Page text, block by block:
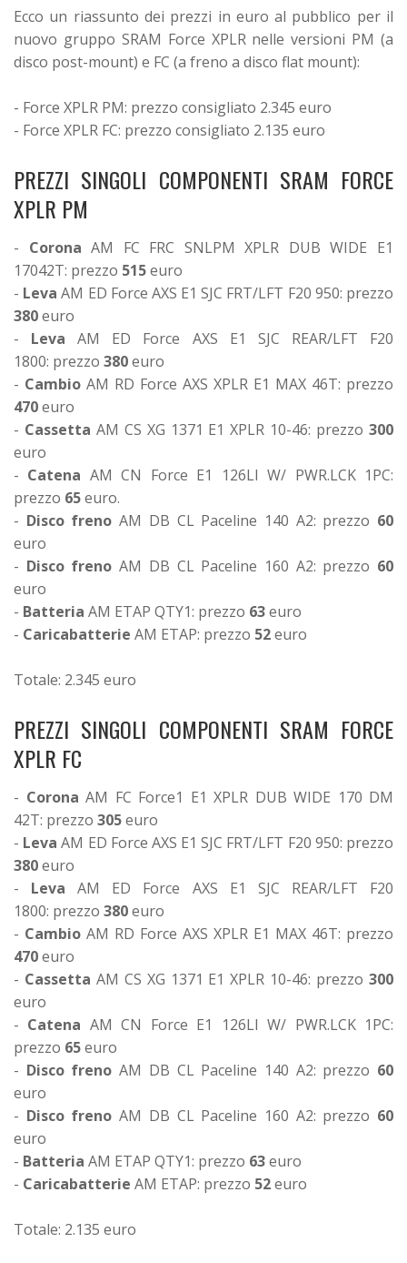
Ecco un riassunto dei prezzi in euro al pubblico per il
nuovo gruppo SRAM Force XPLR nelle versioni PM (a
disco post-mount) e FC (a freno a disco flat mount):
- Force XPLR PM: prezzo consigliato 2.345 euro
- Force XPLR FC: prezzo consigliato 2.135 euro
PREZZI SINGOLI COMPONENTI SRAM FORCE
XPLR PM
- Corona AM FC FRC SNLPM XPLR DUB WIDE E1
17042T: prezzo 515euro
- Leva AM ED Force AXS E1 SJC FRT/LFT F20 950: prezzo
380euro
- LevaAM ED Force AXS E1 SJC REAR/LFT F20
1800: prezzo 380euro
- Cambio AM RD Force AXS XPLR E1 MAX 46T: prezzo
470euro
- Cassetta AM CS XG 1371 E1 XPLR 10-46: prezzo300
euro
- Catena AM CN Force E1 126LI W/ PWR.LCK 1PC:
prezzo 65euro.
- Disco freno AM DB CL Paceline 140 A2: prezzo 60
euro
- Disco freno AM DB CL Paceline 160 A2: prezzo 60
euro
- Batteria AM ETAP QTY1: prezzo 63euro
- Caricabatterie AM ETAP: prezzo 52euro
Totale: 2.345 euro
PREZZI SINGOLI COMPONENTI SRAM FORCE
XPLR FC
- Corona AM FC Force1 E1 XPLR DUB WIDE 170 DM
42T: prezzo 305euro
- LevaAM ED Force AXS E1 SJC FRT/LFT F20 950: prezzo
380euro
- Leva AM ED Force AXS E1 SJC REAR/LFT F20
1800: prezzo 380euro
- Cambio AM RD Force AXS XPLR E1 MAX 46T: prezzo
470euro
- Cassetta AM CS XG 1371 E1 XPLR 10-46: prezzo300
euro
- Catena AM CN Force E1 126LI W/ PWR.LCK 1PC:
prezzo 65euro
- Disco freno AM DB CL Paceline 140 A2: prezzo 60
euro
- Disco freno AM DB CL Paceline 160 A2: prezzo 60
euro
- Batteria AM ETAP QTY1: prezzo 63euro
- Caricabatterie AM ETAP: prezzo 52euro
Totale: 2.135 euro